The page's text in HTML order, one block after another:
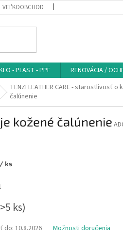
VEĽKOOBCHOD VŠEOBECNÉ
- PLAST - PPF RENOVÁCIA /
TENZI LEATHER CARE - starostlivosť
čalúnenie
kožené čalúnenie
/ ks
ks)
do: 10.8.2026 Možnosti doručenia